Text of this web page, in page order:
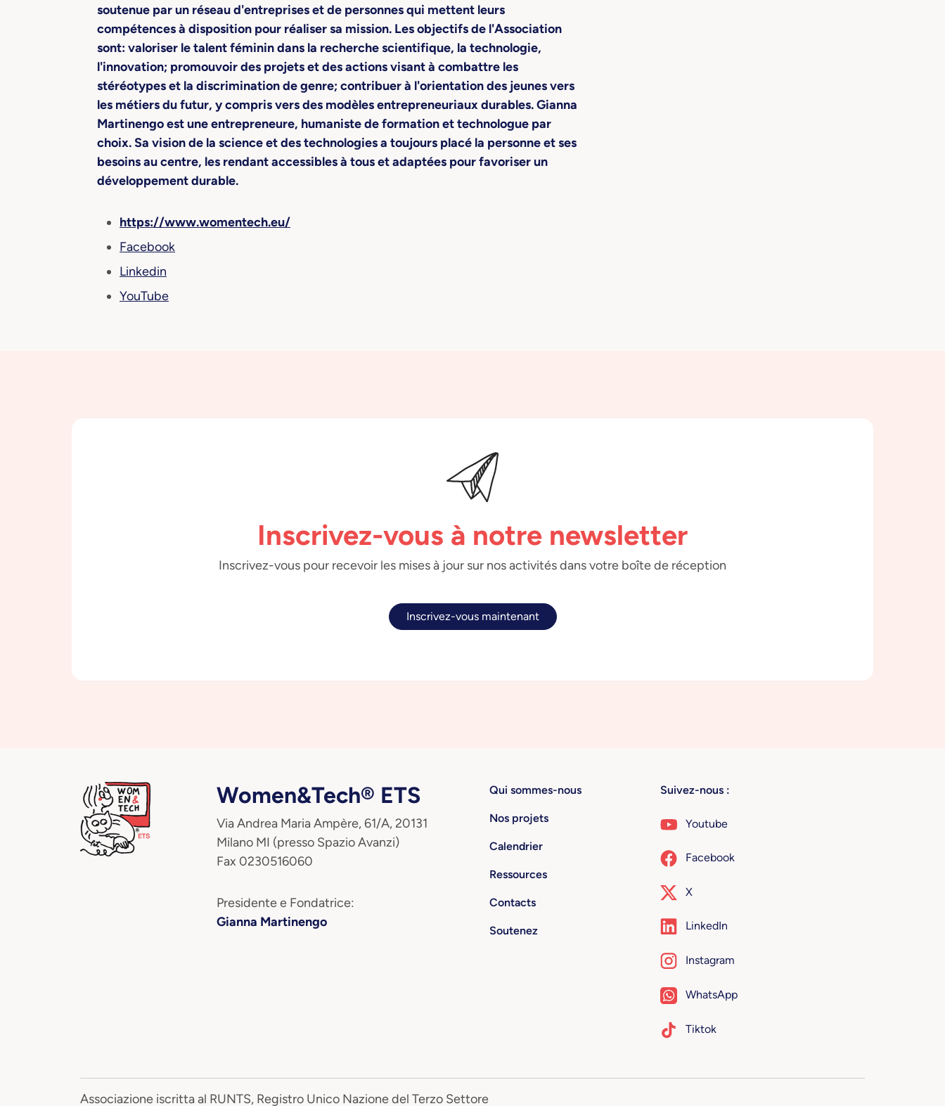
soutenue par un réseau d'entreprises et de personnes qui mettent leurs
compétences à disposition pour réaliser sa mission. Les objectifs de l'Association
sont: valoriser le talent féminin dans la recherche scientifique, la technologie,
l'innovation; promouvoir des projets et des actions visant à combattre les
stéréotypes et la discrimination de genre; contribuer à l'orientation des jeunes vers
les métiers du futur, y compris vers des modèles entrepreneuriaux durables. Gianna
Martinengo est une entrepreneure, humaniste de formation et technologue par
choix. Sa vision de la science et des technologies a toujours placé la personne et ses
besoins au centre, les rendant accessibles à tous et adaptées pour favoriser un
développement durable.
https://www.womentech.eu/
Facebook
Linkedin
YouTube
Inscrivez-vous à notre newsletter
Inscrivez-vous pour recevoir les mises à jour sur nos activités dans votre boîte de réception
Inscrivez-vous maintenant
Women&Tech® ETS
Via Andrea Maria Ampère, 61/A, 20131
Milano MI (presso Spazio Avanzi)
Fax 0230516060
Presidente e Fondatrice:
Gianna Martinengo
Qui sommes-nous
Nos projets
Calendrier
Ressources
Contacts
Soutenez
Suivez-nous :
Youtube
Facebook
X
LinkedIn
Instagram
WhatsApp
Tiktok
Associazione iscritta al RUNTS, Registro Unico Nazione del Terzo Settore